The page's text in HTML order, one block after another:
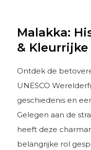
Malakka:
&
Ontdek de
UNESCO
geschiedenis en
Gelegen aan de
heeft deze
belangrijke rol